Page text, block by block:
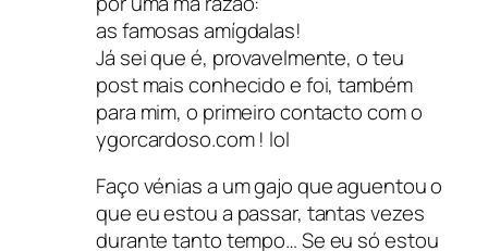
as famosas amígdalas!
Já sei que é, provavelmente, o teu
post mais conhecido e foi, também
para mim, o primeiro contacto com o
ygorcardoso.com ! lol
Faço vénias a um gajo que aguentou o
que eu estou a passar, tantas vezes
durante tanto tempo… Se eu só estou